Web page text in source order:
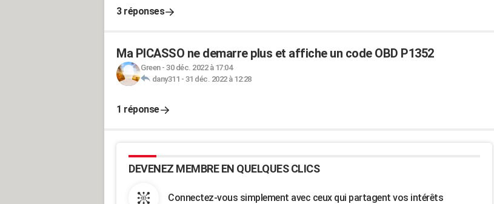
3 réponses
Ma PICASSO ne demarre plus et affiche un code OBD P1352
Green- 30 déc. 2022 à 17:04
dany311 - 31 déc. 2022 à 12:28
1 réponse
DEVENEZ MEMBRE EN QUELQUES CLICS
Connectez-vous simplement avec ceux qui partagent vos intérêts